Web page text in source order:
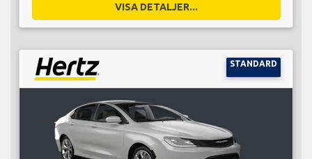
VISA DETALJER...
STANDARD